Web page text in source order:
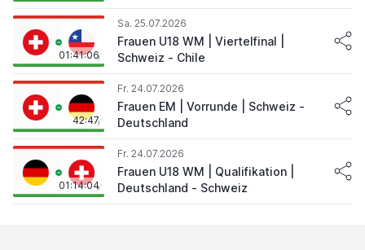
01:41:06
Sa. 25.07.2026
Frauen U18 WM | Viertelfinal |
Schweiz - Chile
42:47
Fr. 24.07.2026
Frauen EM | Vorrunde | Schweiz -
Deutschland
01:14:04
Fr. 24.07.2026
Frauen U18 WM | Qualifikation |
Deutschland - Schweiz